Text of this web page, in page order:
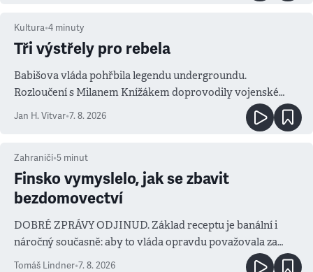
Kultura•4 minuty
Tři výstřely pro rebela
Babišova vláda pohřbila legendu undergroundu.
Rozloučení s Milanem Knížákem doprovodily vojenské
salvy i kritika pokrokářů
Jan H. Vitvar•7. 8. 2026
Zahraničí•5 minut
Finsko vymyslelo, jak se zbavit
bezdomovectví
DOBRÉ ZPRÁVY ODJINUD. Základ receptu je banální i
náročný současně: aby to vláda opravdu považovala za
prioritu
Tomáš Lindner•7. 8. 2026